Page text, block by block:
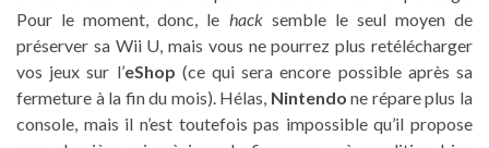
Pour le moment, donc, le hacksemble le seul moyen de
préserver sa Wii U, mais vous ne pourrez plus retélécharger
vos jeux sur l’eShop (ce qui sera encore possible après sa
fermeture à la fin du mois). Hélas, Nintendo ne répare plus la
console, mais il n’est toutefois pas impossible qu’il propose